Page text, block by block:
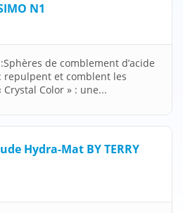
N1
de comblement d’acide
repulpent et comblent les
Color » : une...
Hydra-Mat BY TERRY